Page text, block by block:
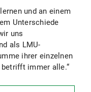
und an einem
Unterschiede
uns
als LMU-
ihrer einzelnen
immer alle.“